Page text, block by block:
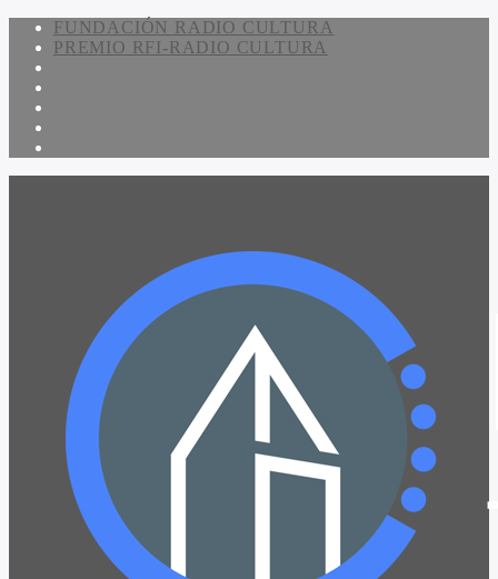
FUNDACIÓN RADIO CULTURA
PREMIO RFI-RADIO CULTURA